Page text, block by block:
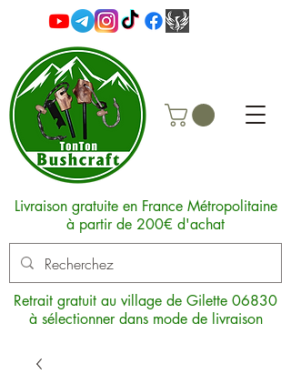
Livraison gratuite en France Métropolitaine
à partir de 200€ d'achat
Retrait gratuit au village de Gilette 06830
à sélectionner dans mode de livraison